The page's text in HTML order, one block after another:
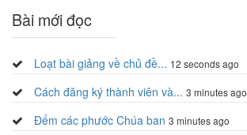
Bài mới đọc
Loạt bài giảng về chủ đề... 12 seconds ago
Cách đăng ký thành viên và... 3 minutes ago
Đếm các phước Chúa ban 3 minutes ago